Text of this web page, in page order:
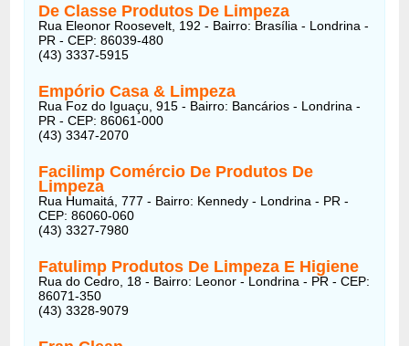
De Classe Produtos De Limpeza
Rua Eleonor Roosevelt, 192 - Bairro: Brasília - Londrina -
PR - CEP: 86039-480
(43) 3337-5915
Empório Casa & Limpeza
Rua Foz do Iguaçu, 915 - Bairro: Bancários - Londrina -
PR - CEP: 86061-000
(43) 3347-2070
Facilimp Comércio De Produtos De
Limpeza
Rua Humaitá, 777 - Bairro: Kennedy - Londrina - PR -
CEP: 86060-060
(43) 3327-7980
Fatulimp Produtos De Limpeza E Higiene
Rua do Cedro, 18 - Bairro: Leonor - Londrina - PR - CEP:
86071-350
(43) 3328-9079